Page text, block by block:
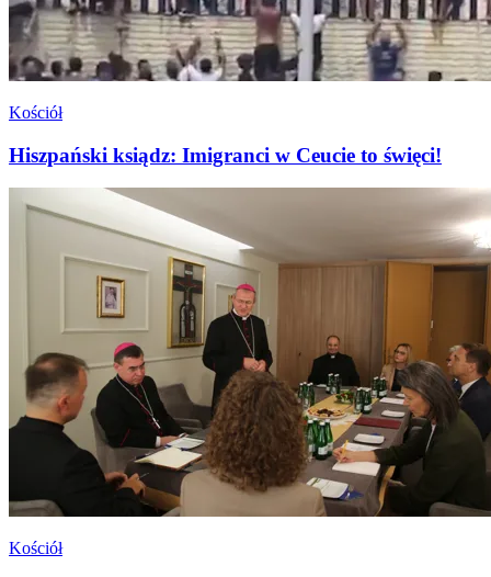
Kościół
Hiszpański ksiądz: Imigranci w Ceucie to święci!
Kościół